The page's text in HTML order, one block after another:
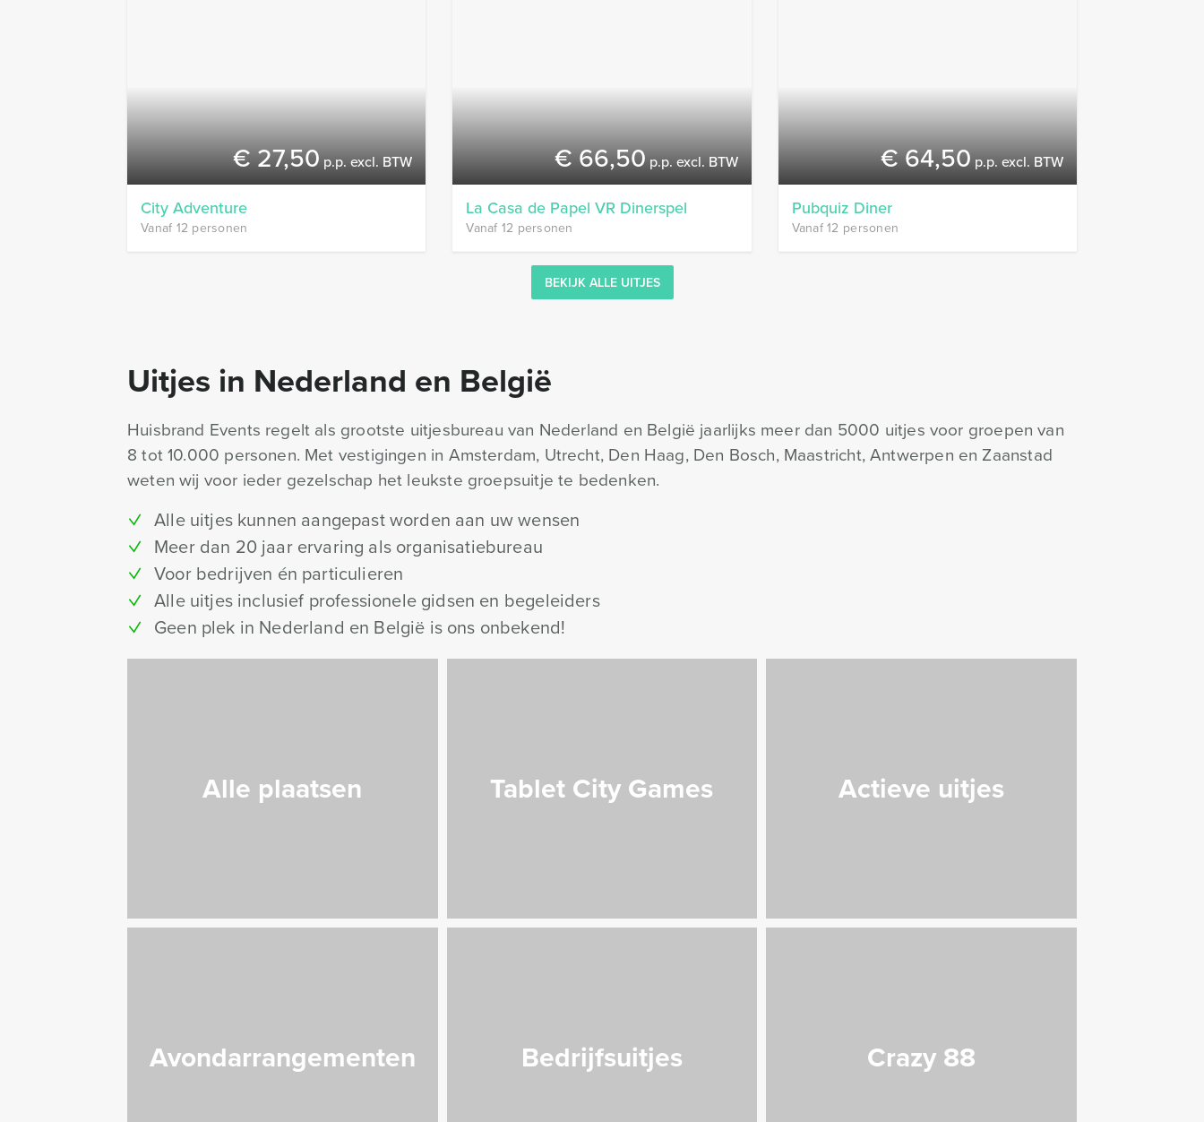
€ 27,50p.p. excl. BTW
City Adventure
Vanaf 12 personen
€ 66,50p.p. excl. BTW
La Casa de Papel VR Dinerspel
Vanaf 12 personen
€ 64,50p.p. excl. BTW
Pubquiz Diner
Vanaf 12 personen
BEKIJK ALLE UITJES
Uitjes in Nederland en België
Huisbrand Events regelt als grootste uitjesbureau van Nederland en België jaarlijks meer dan 5000 uitjes voor groepen van
8 tot 10.000 personen. Met vestigingen in Amsterdam, Utrecht, Den Haag, Den Bosch, Maastricht, Antwerpen en Zaanstad
weten wij voor ieder gezelschap het leukste groepsuitje te bedenken.
Alle uitjes kunnen aangepast worden aan uw wensen
Meer dan 20 jaar ervaring als organisatiebureau
Voor bedrijven én particulieren
Alle uitjes inclusief professionele gidsen en begeleiders
Geen plek in Nederland en België is ons onbekend!
Alle plaatsen Tablet City Games Actieve uitjes
Avondarrangementen Bedrijfsuitjes Crazy 88